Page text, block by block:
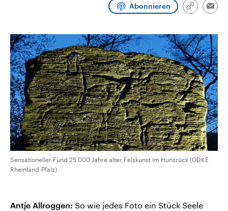
Abonnieren
Link
Sensationeller Fund 25.000 Jahre alter Felskunst im Hunsrück (GDKE
Rheinland-Pfalz)
Antje Allroggen: So wie jedes Foto ein Stück Seele